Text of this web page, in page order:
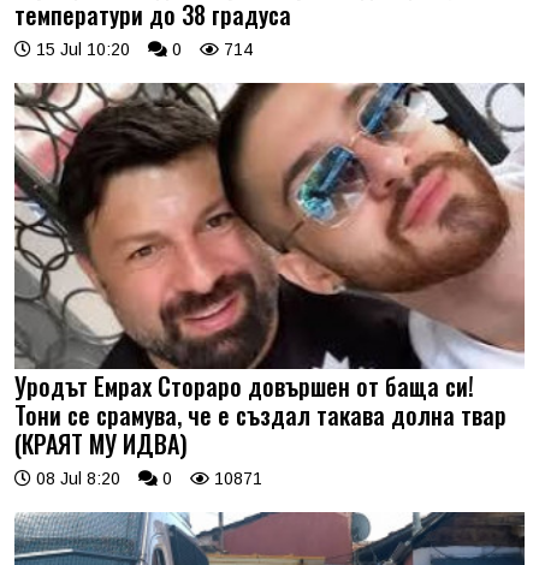
температури до 38 градуса
15 Jul 10:20 0 714
Уродът Емрах Стораро довършен от баща си!
Тони се срамува, че е създал такава долна твар
(КРАЯТ МУ ИДВА)
08 Jul 8:20 0 10871